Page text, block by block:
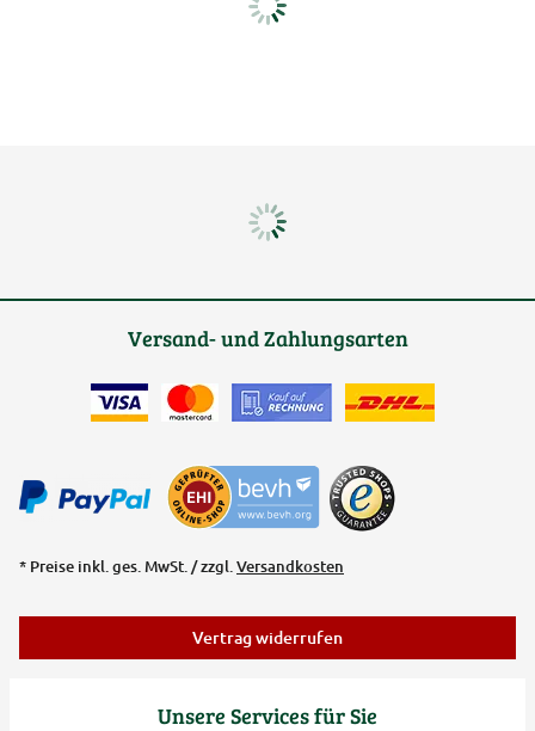
Unsere Services für Sie
Versand- und Zahlungsarten
* Preise inkl. ges. MwSt. / zzgl.Versandkosten
Vertrag widerrufen